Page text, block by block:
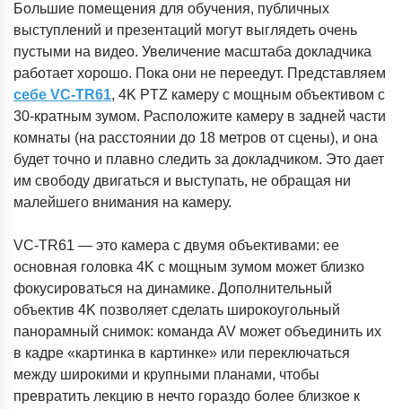
Большие помещения для обучения, публичных
выступлений и презентаций могут выглядеть очень
пустыми на видео. Увеличение масштаба докладчика
работает хорошо. Пока они не переедут. Представляем
себе VC-TR61, 4K PTZ камеру с мощным объективом с
30-кратным зумом. Расположите камеру в задней части
комнаты (на расстоянии до 18 метров от сцены), и она
будет точно и плавно следить за докладчиком. Это дает
им свободу двигаться и выступать, не обращая ни
малейшего внимания на камеру.
VC-TR61 — это камера с двумя объективами: ее
основная головка 4K с мощным зумом может близко
фокусироваться на динамике. Дополнительный
объектив 4K позволяет сделать широкоугольный
панорамный снимок: команда AV может объединить их
в кадре «картинка в картинке» или переключаться
между широкими и крупными планами, чтобы
превратить лекцию в нечто гораздо более близкое к